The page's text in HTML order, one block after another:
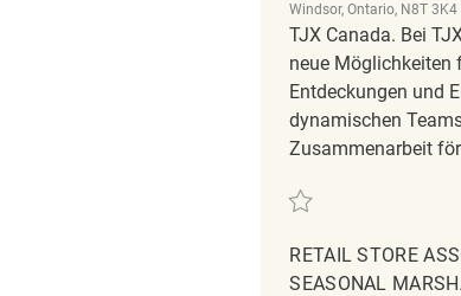
Windsor, Ontario, N8T 3K4
TJX Canada. Bei
neue Möglichkeiten
Entdeckungen und
dynamischen
Zusammenarbeit
Retten Retail Store
RETAIL STORE
SEASONAL